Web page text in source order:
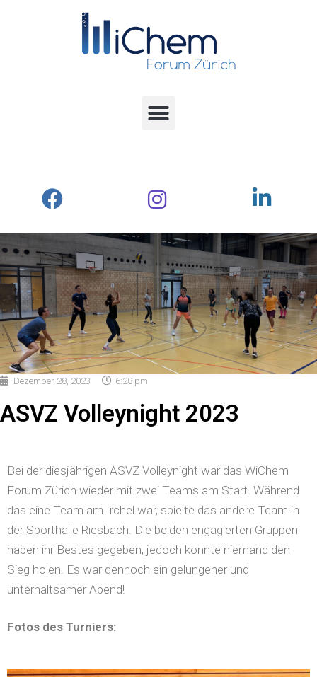
Dezember 28, 2023 6:28 pm
ASVZ Volleynight 2023
Bei der diesjährigen ASVZ Volleynight war das WiChem
Forum Zürich wieder mit zwei Teams am Start. Während
das eine Team am Irchel war, spielte das andere Team in
der Sporthalle Riesbach. Die beiden engagierten Gruppen
haben ihr Bestes gegeben, jedoch konnte niemand den
Sieg holen. Es war dennoch ein gelungener und
unterhaltsamer Abend!
Fotos des Turniers: